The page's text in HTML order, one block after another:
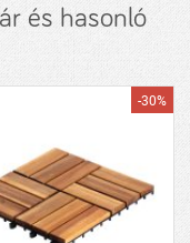
és hasonló
-30%